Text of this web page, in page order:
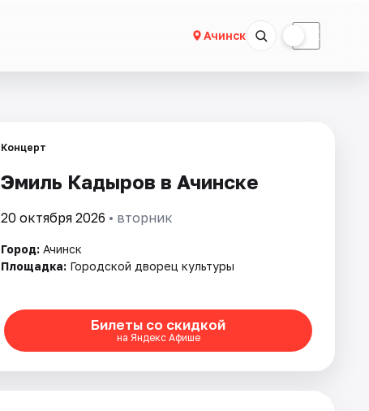
Ачинск ☾
Концерт
Эмиль Кадыров в Ачинске
20 октября 2026 • вторник
Город: Ачинск
Площадка: Городской дворец культуры
Билеты со скидкой
на Яндекс Афише